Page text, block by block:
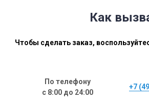
Как
Чтобы сделать заказ,
По телефону
с 8:00 до 24:00
+7